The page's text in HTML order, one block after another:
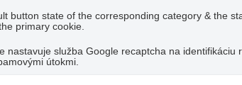
button state of the corresponding category & the
primary cookie.
nastavuje služba Google recaptcha na identifikáciu
útokmi.